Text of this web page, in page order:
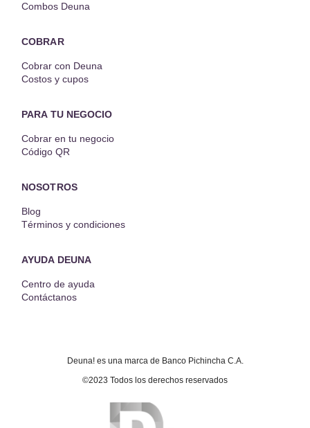
Combos Deuna
COBRAR
Cobrar con Deuna
Costos y cupos
PARA TU NEGOCIO
Cobrar en tu negocio
Código QR
NOSOTROS
Blog
Términos y condiciones
AYUDA DEUNA
Centro de ayuda
Contáctanos
Deuna! es una marca de Banco Pichincha C.A.
©2023 Todos los derechos reservados